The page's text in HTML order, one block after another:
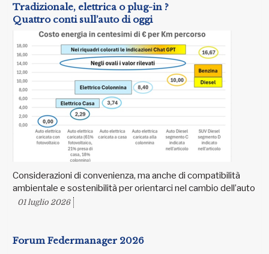
Tradizionale, elettrica o plug-in ?
Quattro conti sull’auto di oggi
Considerazioni di convenienza, ma anche di compatibilità
ambientale e sostenibilità per orientarci nel cambio dell’auto
01 luglio 2026
Forum Federmanager 2026